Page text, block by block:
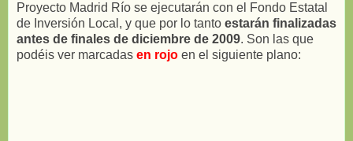
Proyecto Madrid Río se ejecutarán con el Fondo Estatal
de Inversión Local, y que por lo tanto estarán finalizadas
antes de finales de diciembre de 2009. Son las que
podéis ver marcadas en rojo en el siguiente plano: